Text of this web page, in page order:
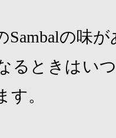
Sambalの味が
るときはい
す。